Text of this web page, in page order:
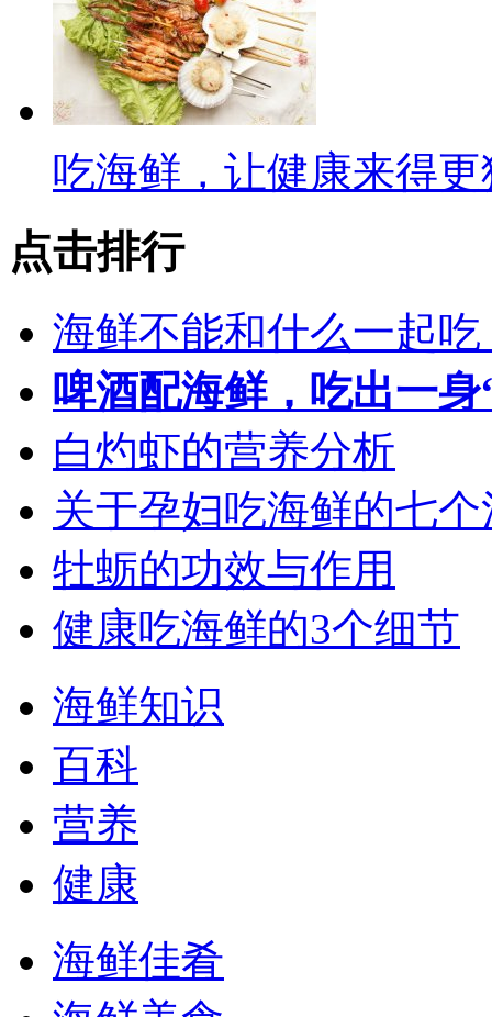
吃海鲜，让健康来得
点击排行
海鲜不能和什么一起
啤酒配海鲜，吃出一身
白灼虾的营养分析
关于孕妇吃海鲜的七
牡蛎的功效与作用
健康吃海鲜的3个细节
海鲜知识
百科
营养
健康
海鲜佳肴